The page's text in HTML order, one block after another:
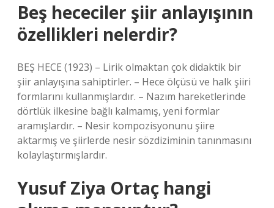
Beş hececiler şiir anlayışının
özellikleri nelerdir?
BEŞ HECE (1923) – Lirik olmaktan çok didaktik bir
şiir anlayışına sahiptirler. – Hece ölçüsü ve halk şiiri
formlarını kullanmışlardır. – Nazım hareketlerinde
dörtlük ilkesine bağlı kalmamış, yeni formlar
aramışlardır. – Nesir kompozisyonunu şiire
aktarmış ve şiirlerde nesir sözdiziminin tanınmasını
kolaylaştırmışlardır.
Yusuf Ziya Ortaç hangi